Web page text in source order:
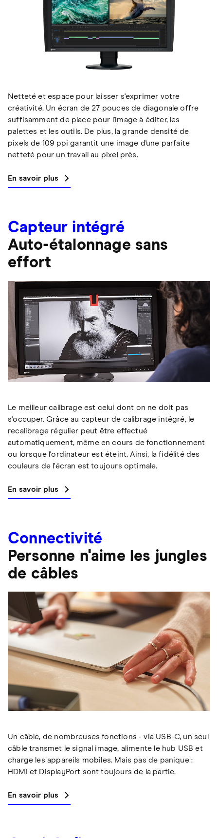
Netteté et espace pour laisser s'exprimer votre
créativité. Un écran de 27 pouces de diagonale offre
suffisamment de place pour l'image à éditer, les
palettes et les outils. De plus, la grande densité de
pixels de 109 ppi garantit une image d'une parfaite
netteté pour un travail au pixel près.
En savoir plus
Capteur intégré
Auto-étalonnage sans
effort
Le meilleur calibrage est celui dont on ne doit pas
s'occuper. Grâce au capteur de calibrage intégré, le
recalibrage régulier peut être effectué
automatiquement, même en cours de fonctionnement
ou lorsque l'ordinateur est éteint. Ainsi, la fidélité des
couleurs de l'écran est toujours optimale.
En savoir plus
Connectivité
Personne n'aime les jungles
de câbles
Un câble, de nombreuses fonctions - via USB-C, un seul
câble transmet le signal image, alimente le hub USB et
charge les appareils mobiles. Mais pas de panique :
HDMI et DisplayPort sont toujours de la partie.
En savoir plus